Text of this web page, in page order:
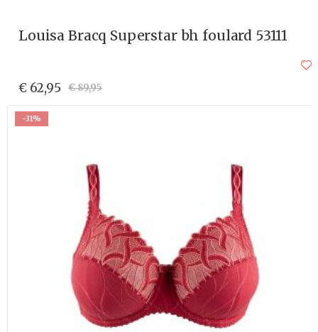
Louisa Bracq Superstar bh foulard 53111
€ 62,95 € 89,95
-31%